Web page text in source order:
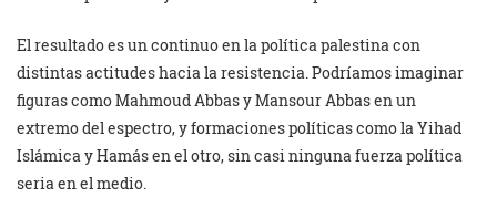
El resultado es un continuo en la política palestina con
distintas actitudes hacia la resistencia. Podríamos imaginar
figuras como Mahmoud Abbas y Mansour Abbas en un
extremo del espectro, y formaciones políticas como la Yihad
Islámica y Hamás en el otro, sin casi ninguna fuerza política
seria en el medio.